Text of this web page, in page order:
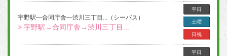
宇野駅―合同庁舎―渋川三丁目...（シーバス）
> 宇野駅→合同庁舎→渋川三丁目...
平日
土曜
日祝
平日